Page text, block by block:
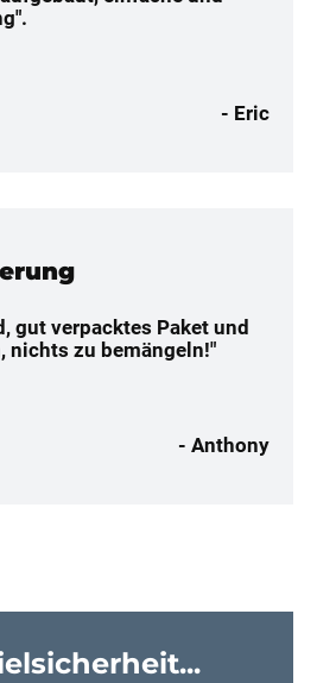
- Eric
gut verpacktes Paket und
nichts zu bemängeln!"
- Anthony